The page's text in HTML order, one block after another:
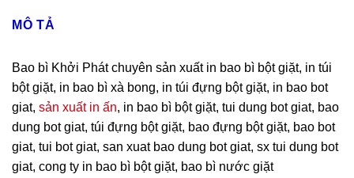
MÔ TẢ
Bao bì Khởi Phát chuyên sản xuất in bao bì bột giặt, in túi
bột giặt, in bao bì xà bong, in túi đựng bột giặt, in bao bot
giat, sản xuất in ấn, in bao bì bột giặt, tui dung bot giat, bao
dung bot giat, túi đựng bột giặt, bao đựng bột giặt, bao bot
giat, tui bot giat, san xuat bao dung bot giat, sx tui dung bot
giat, cong ty in bao bì bột giặt, bao bì nước giặt